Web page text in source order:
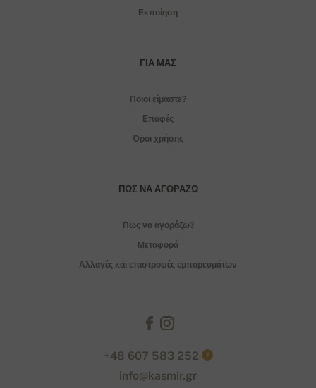
Εκποίηση
ΓΙΑ ΜΑΣ
Ποιοι είμαστε?
Επαφές
Όροι χρήσης
ΠΏΣ ΝΑ ΑΓΟΡΆΖΩ
Πως να αγοράζω?
Μεταφορά
Αλλαγές και επιστροφές εμπορευμάτων
+48 607 583 252 ?
info@kasmir.gr